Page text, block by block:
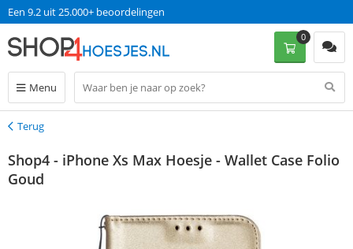
Een 9.2 uit 25.000+ beoordelingen
Menu
0
Terug
Terug
Shop4 - iPhone Xs Max Hoesje - Wallet Case Folio
Goud